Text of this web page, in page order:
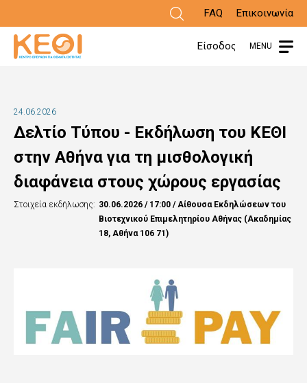
προς
το
περιεχόμενο
FAQ Επικοινωνία
Είσοδος MENU
24.06.2026
Δελτίο Τύπου - Εκδήλωση του ΚΕΘΙ
στην Αθήνα για τη μισθολογική
διαφάνεια στους χώρους εργασίας
Στοιχεία εκδήλωσης: 30.06.2026 / 17:00 / Αίθουσα Εκδηλώσεων του
Βιοτεχνικού Επιμελητηρίου Αθήνας (Ακαδημίας
18, Αθήνα 106 71)